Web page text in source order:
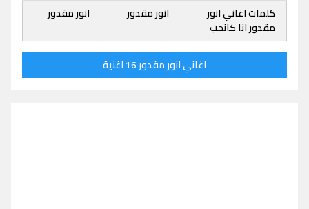
كلمات اغاني انور
مقدور انا كانحب
انور مقدور انور مقدور
اغاني انور مقدور 16 اغنية